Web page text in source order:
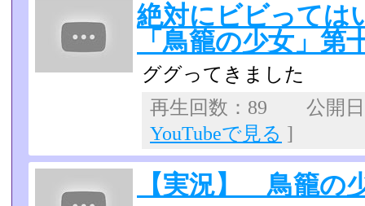
絶対にビビっては
「鳥籠の少女」第
ググってきました
再生回数：89 公開
YouTubeで見る ]
【実況】 鳥籠の